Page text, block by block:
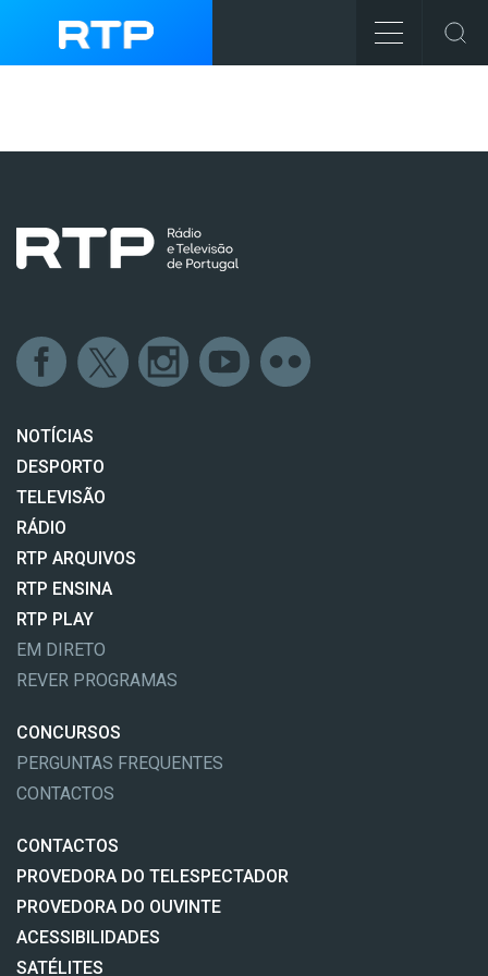
NOTÍCIAS
DESPORTO
TELEVISÃO
RÁDIO
RTP ARQUIVOS
RTP ENSINA
RTP PLAY
EM DIRETO
REVER PROGRAMAS
CONCURSOS
PERGUNTAS FREQUENTES
CONTACTOS
CONTACTOS
PROVEDORA DO TELESPECTADOR
PROVEDORA DO OUVINTE
ACESSIBILIDADES
SATÉLITES